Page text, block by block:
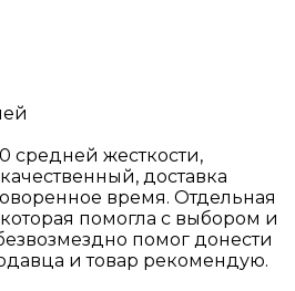
средней жесткости,
доставка
время. Отдельная
помогла с выбором и
помог донести
и товар рекомендую.